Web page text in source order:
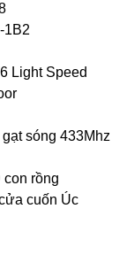
1B2
Light Speed
sóng 433Mhz
rồng
cuốn Úc